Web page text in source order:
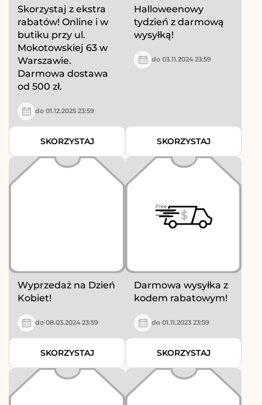
Skorzystaj z ekstra
rabatów! Online i w
butiku przy ul.
Mokotowskiej 63 w
Warszawie.
Darmowa dostawa
od 500 zł.
do 01.12.2025 23:59
SKORZYSTAJ
Halloweenowy
tydzień z darmową
wysyłką!
do 03.11.2024 23:59
SKORZYSTAJ
Wyprzedaż na Dzień
Kobiet!
do 08.03.2024 23:59
SKORZYSTAJ
Darmowa wysyłka z
kodem rabatowym!
do 01.11.2023 23:59
SKORZYSTAJ